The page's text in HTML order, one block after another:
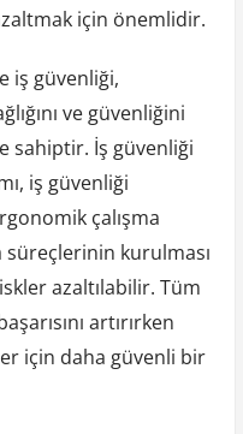
için önemlidir.
iş güvenliği,
ve güvenliğini
sahiptir. İş güvenliği
iş güvenliği
çalışma
kurulması
azaltılabilir. Tüm
artırırken
için daha güvenli bir